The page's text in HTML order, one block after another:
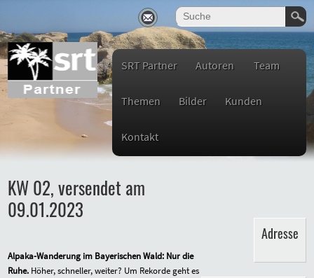
SRT Partner Autoren Team
Themen Bilder Kunden
Kontakt
KW 02, versendet am
09.01.2023
Alpaka-Wanderung im Bayerischen Wald: Nur die
Ruhe. Höher, schneller, weiter? Um Rekorde geht es
Adresse